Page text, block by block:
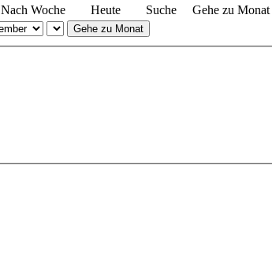
Nach Woche Heute Suche Gehe zu Monat
Gehe zu Monat